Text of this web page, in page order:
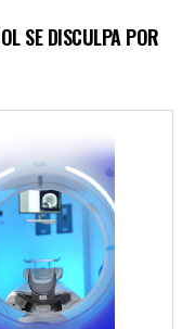
SE DISCULPA POR